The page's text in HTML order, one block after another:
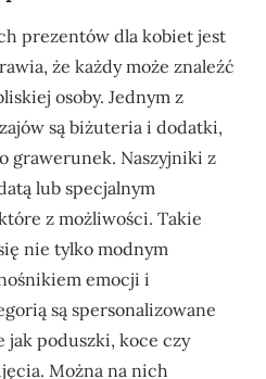
prezentów dla kobiet jest
że każdy może znaleźć
osoby. Jednym z
są biżuteria i dodatki,
grawerunek. Naszyjniki z
lub specjalnym
z możliwości. Takie
nie tylko modnym
emocji i
są spersonalizowane
jak poduszki, koce czy
Można na nich